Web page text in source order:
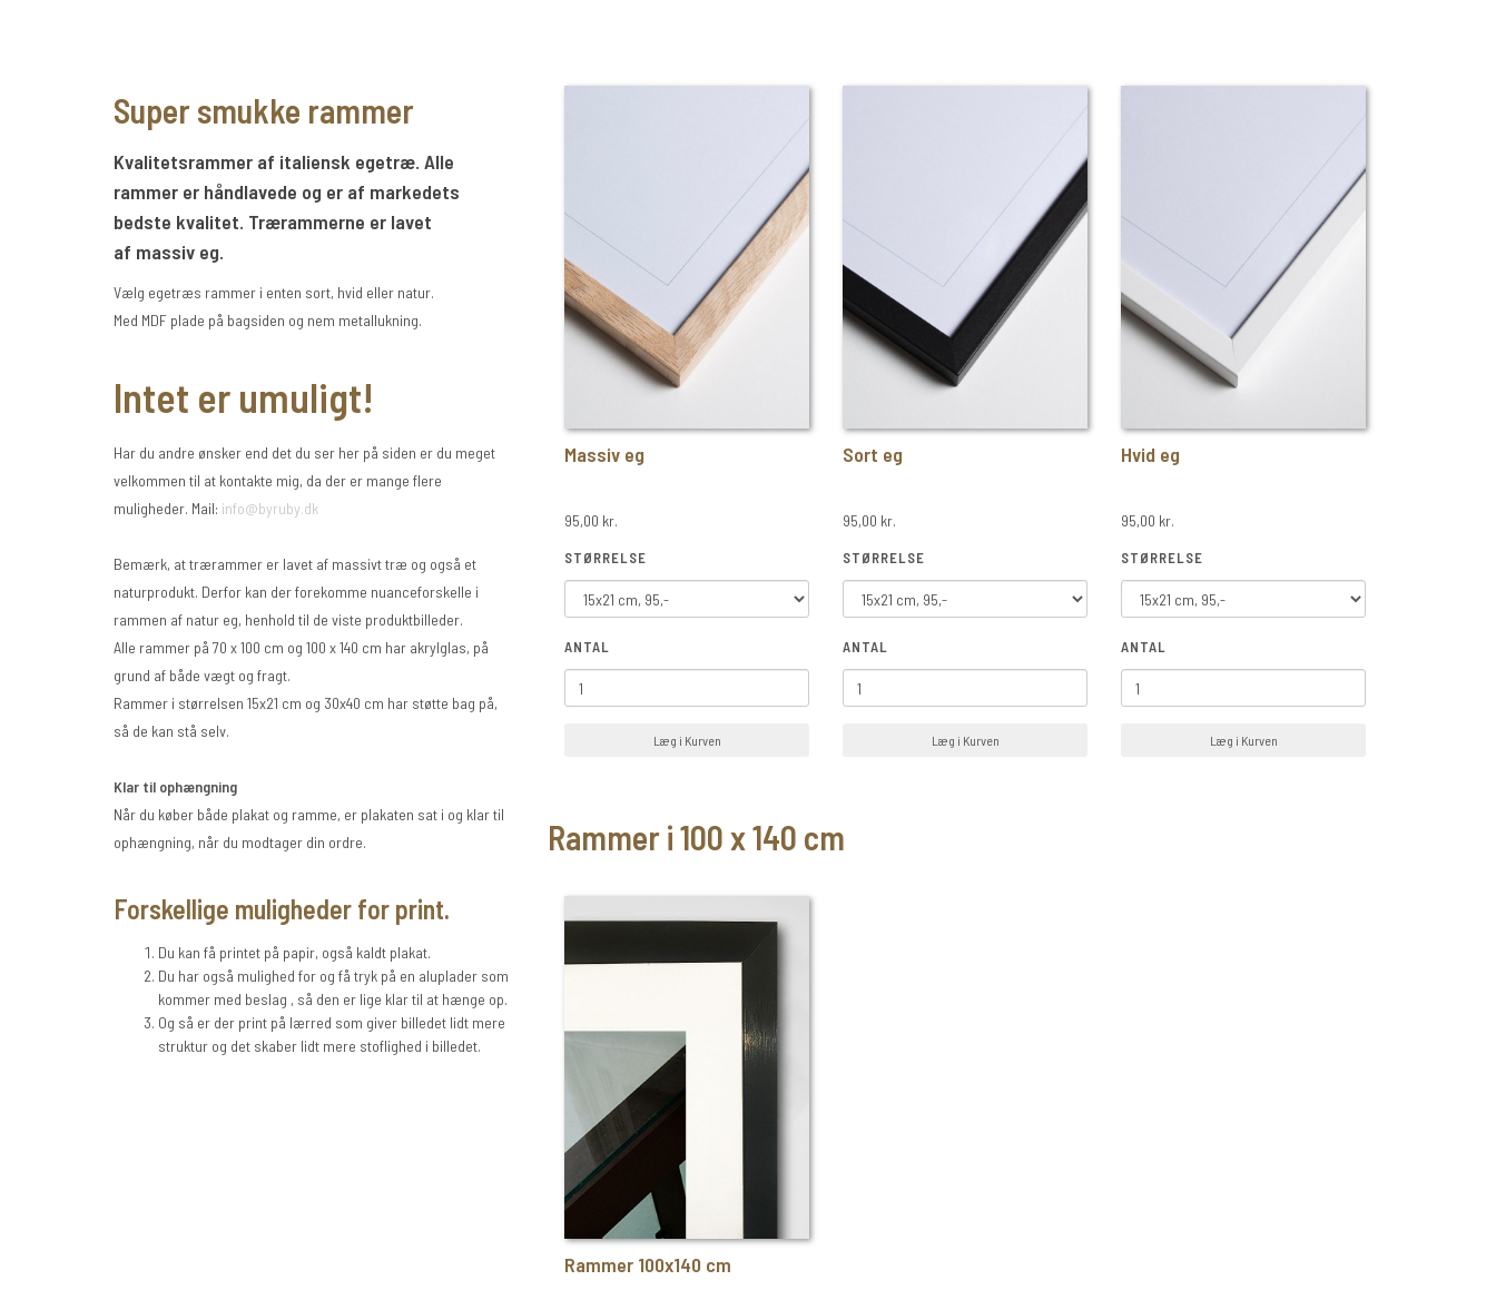
Massiv eg
95,00 kr.
STØRRELSE
ANTAL
Læg i Kurven
Sort eg
95,00 kr.
STØRRELSE
ANTAL
Læg i Kurven
Hvid eg
95,00 kr.
STØRRELSE
ANTAL
Læg i Kurven
Rammer i 100 x 140 cm
Rammer 100x140 cm
Super smukke rammer
Kvalitetsrammer af italiensk egetræ. Alle
rammer er håndlavede og er af markedets
bedste kvalitet. Trærammerne er lavet
af massiv eg.
Vælg egetræs rammer i enten sort, hvid eller natur.
Med MDF plade på bagsiden og nem metallukning.
Intet er umuligt!
Har du andre ønsker end det du ser her på siden er du meget
velkommen til at kontakte mig, da der er mange flere
muligheder. Mail: info@byruby.dk
Bemærk, at trærammer er lavet af massivt træ og også et
naturprodukt. Derfor kan der forekomme nuanceforskelle i
rammen af natur eg, henhold til de viste produktbilleder.
Alle rammer på 70 x 100 cm og 100 x 140 cm har akrylglas, på
grund af både vægt og fragt.
Rammer i størrelsen 15x21 cm og 30x40 cm har støtte bag på,
så de kan stå selv.
Klar til ophængning
Når du køber både plakat og ramme, er plakaten sat i og klar til
ophængning, når du modtager din ordre.
Forskellige muligheder for print.
Du kan få printet på papir, også kaldt plakat.
Du har også mulighed for og få tryk på en aluplader som
kommer med beslag , så den er lige klar til at hænge op.
Og så er der print på lærred som giver billedet lidt mere
struktur og det skaber lidt mere stoflighed i billedet.